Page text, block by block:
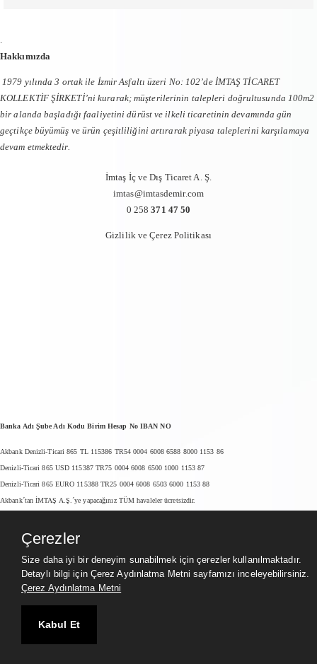
.
Hakkımızda
1979 yılında 3 ortak ile İzmir Asfaltı üzeri No: 102’de İMTAŞ TİCARET
KOLLEKTİF ŞİRKETİ’ni kurarak; müşterilerinin talepleri doğrultusunda 100m2
bir alanda başladığı faaliyetini dürüst ve ilkeli ticaretinin devamında gün
geçtikçe büyümüş ve ürün çeşitliliğini artırarak piyasa taleplerini karşılamaya
devam etmektedir.
İmtaş İç ve Dış Ticaret A. Ş.
imtas@imtasdemir.com
0 258371 47 50
Gizlilik ve Çerez Politikası
Banka Adı Şube Adı Kodu Birim Hesap No IBAN NO
Akbank Denizli-Ticari 865 TL 115386 TR54 0004 6008 6588 8000 1153 86
Denizli-Ticari 865 USD 115387 TR75 0004 6008 6500 1000 1153 87
Denizli-Ticari 865 EURO 115388 TR25 0004 6008 6503 6000 1153 88
Akbank´tan İMTAŞ A.Ş.´ye yapacağınız TÜM havaleler ücretsizdir.
Çerezler
Size daha iyi bir deneyim sunabilmek için çerezler kullanılmaktadır.
Detaylı bilgi için Çerez Aydınlatma Metni sayfamızı inceleyebilirsiniz.
Çerez Aydınlatma Metni
Kabul Et